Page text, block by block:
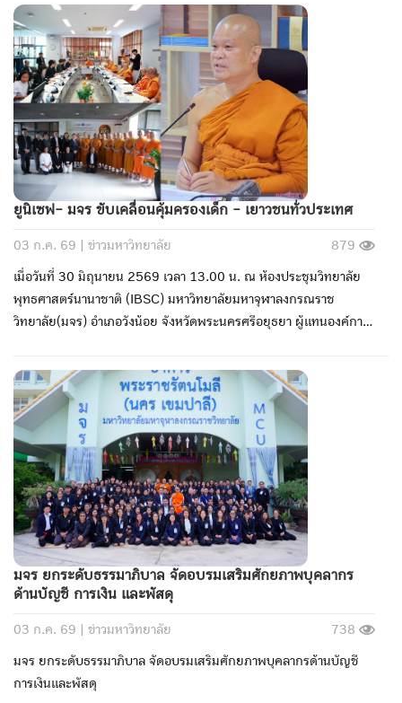
ยูนิเซฟ- มจร ขับเคลื่อนคุ้มครองเด็ก - เยาวชนทั่วประเทศ
03 ก.ค. 69 | ข่าวมหาวิทยาลัย 879
เมื่อวันที่ 30 มิถุนายน 2569 เวลา 13.00 น. ณ ห้องประชุมวิทยาลัย
พุทธศาสตร์นานาชาติ (IBSC) มหาวิทยาลัยมหาจุฬาลงกรณราช
วิทยาลัย(มจร) อำเภอวังน้อย จังหวัดพระนครศรีอยุธยา ผู้แทนองค์การ
(สธย.) คณะทำงานด้านการคุ้มครองเด็กในพุทธศาสนสถานและคณะผู้
บริหารมหาวิทยาลัยมหาจุฬาลงกรณราชวิทยาลัย ได้ร่วมประชุมหารือ
เพื่อกำหนดแนวทางความร่วมมือในการขับเคลื่อนงานด้านการคุ้มครอง
เด็กและเยาวชนผ่านเครือข่ายพระพุทธศาสนา
มจร ยกระดับธรรมาภิบาล จัดอบรมเสริมศักยภาพบุคลากร
ด้านบัญชี การเงิน และพัสดุ
03 ก.ค. 69 | ข่าวมหาวิทยาลัย 738
มจร ยกระดับธรรมาภิบาล จัดอบรมเสริมศักยภาพบุคลากรด้านบัญชี
การเงินและพัสดุ